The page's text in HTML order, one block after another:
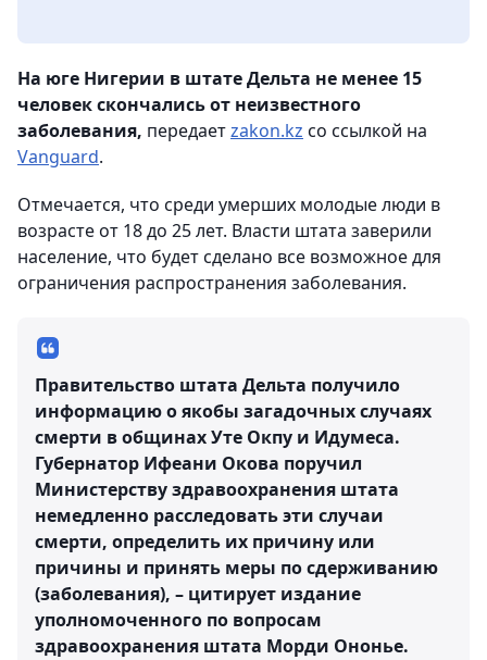
На юге Нигерии в штате Дельта не менее 15
человек скончались от неизвестного
заболевания, передаетzakon.kz со ссылкой на
Vanguard.
Отмечается, что среди умерших молодые люди в
возрасте от 18 до 25 лет. Власти штата заверили
население, что будет сделано все возможное для
ограничения распространения заболевания.
Правительство штата Дельта получило
информацию о якобы загадочных случаях
смерти в общинах Уте Окпу и Идумеса.
Губернатор Ифеани Окова поручил
Министерству здравоохранения штата
немедленно расследовать эти случаи
смерти, определить их причину или
причины и принять меры по сдерживанию
(заболевания), – цитирует издание
уполномоченного по вопросам
здравоохранения штата Морди Ононье.